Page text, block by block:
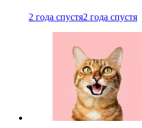
2 года спустя2 года спустя